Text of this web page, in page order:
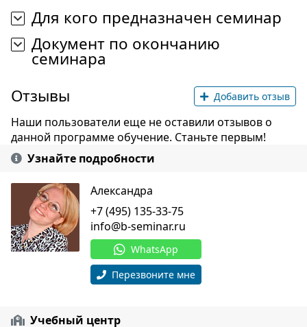
Для кого предназначен семинар
Документ по окончанию
семинара
Отзывы
Добавить отзыв
Наши пользователи еще не оставили отзывов о
данной программе обучение. Станьте первым!
Узнайте подробности
Александра
+7 (495) 135-33-75
info@b-seminar.ru
WhatsApp
Перезвоните мне
Учебный центр